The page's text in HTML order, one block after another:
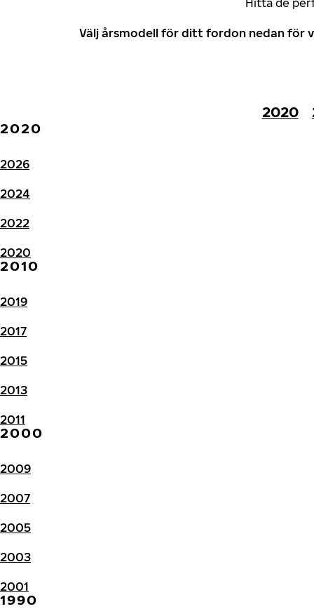
Hitta de
Välj årsmodell för ditt fordon nedan för
2020
2020
2026
2024
2022
2020
2010
2019
2017
2015
2013
2011
2000
2009
2007
2005
2003
2001
1990